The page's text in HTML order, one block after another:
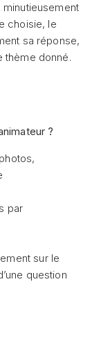
choisie, le
sa réponse,
thème donné.
?
par
sur le
question